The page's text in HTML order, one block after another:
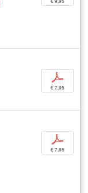
p
€ 7,95
p
€ 7,95